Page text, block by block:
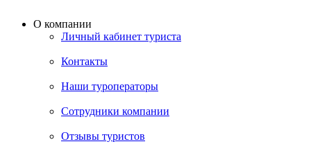
О компании
Личный кабинет туриста
Контакты
Наши туроператоры
Сотрудники компании
Отзывы туристов